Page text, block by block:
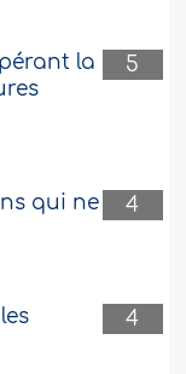
après
Je l’ai
il faisait
ma foi.
5
la
4
qui ne
4